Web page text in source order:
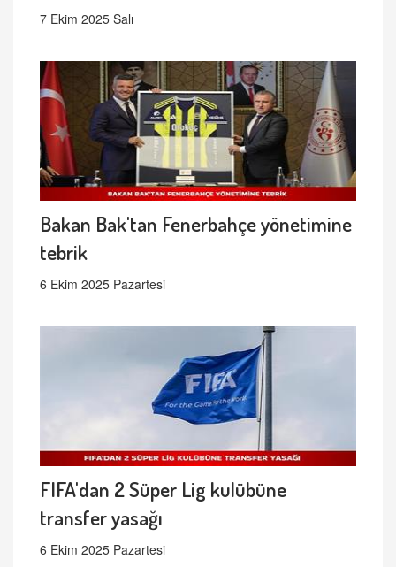
7 Ekim 2025 Salı
Bakan Bak'tan Fenerbahçe yönetimine
tebrik
6 Ekim 2025 Pazartesi
FIFA'dan 2 Süper Lig kulübüne
transfer yasağı
6 Ekim 2025 Pazartesi